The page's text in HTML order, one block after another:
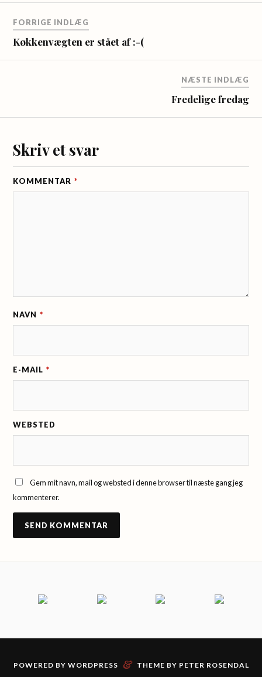
FORRIGE INDLÆG
Køkkenvægten er stået af :-(
NÆSTE INDLÆG
Fredelige fredag
Skriv et svar
KOMMENTAR *
NAVN *
E-MAIL *
WEBSTED
Gem mit navn, mail og websted i denne browser til næste gang jeg
kommenterer.
POWERED BY WORDPRESS & THEME BY PETER ROSENDAL